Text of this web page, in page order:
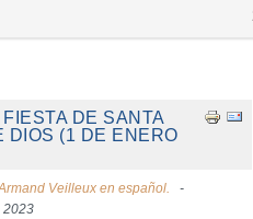
DE SANTA
DIOS (1 DE ENERO
Veilleux en español.
2023